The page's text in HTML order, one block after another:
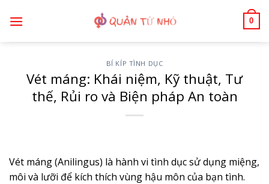
qua
0
BÍ KÍP TÌNH DỤC
Vét máng: Khái niệm, Kỹ thuật, Tư
thế, Rủi ro và Biện pháp An toàn
Vét máng (Anilingus) là hành vi tình dục sử dụng miệng,
môi và lưỡi để kích thích vùng hậu môn của bạn tình.